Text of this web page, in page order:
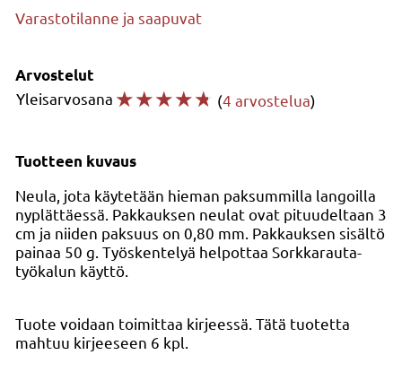
Varastotilanne ja saapuvat
Arvostelut
Yleisarvosana ☆☆☆☆☆ (4 arvostelua)
Tuotteen kuvaus
Neula, jota käytetään hieman paksummilla langoilla
nyplättäessä. Pakkauksen neulat ovat pituudeltaan 3
cm ja niiden paksuus on 0,80 mm. Pakkauksen sisältö
painaa 50 g. Työskentelyä helpottaa Sorkkarauta-
työkalun käyttö.
Tuote voidaan toimittaa kirjeessä. Tätä tuotetta
mahtuu kirjeeseen 6 kpl.